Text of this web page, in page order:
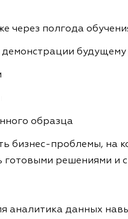
через полгода
образца
бизнес-проблемы, на
решениями и
аналитика данных